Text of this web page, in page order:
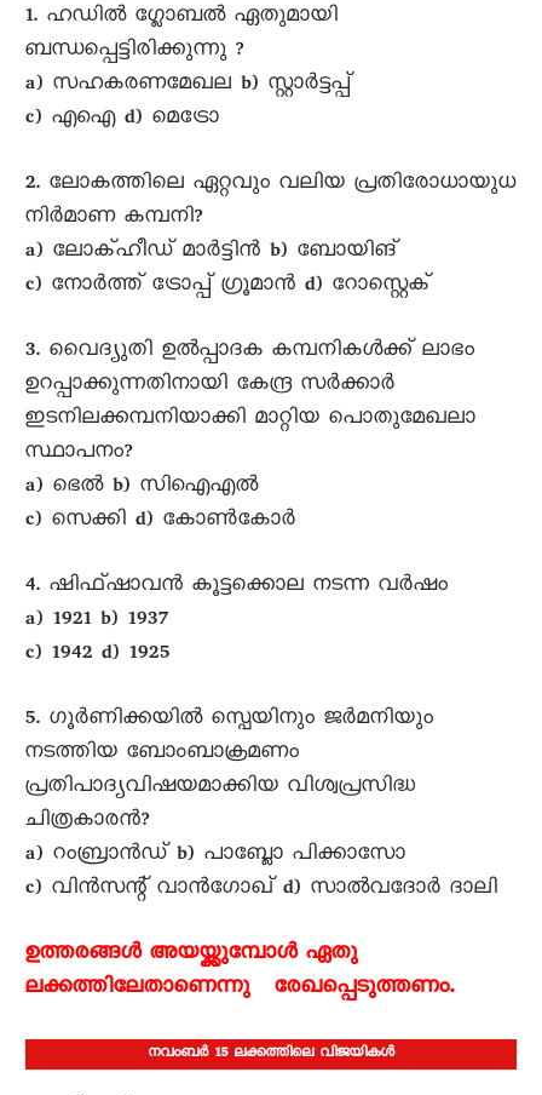
1. ഹഡിൽ ഗ്ലോബൽ ഏതുമായി
ബന്ധപ്പെട്ടിരിക്കുന്നു ?
a) സഹകരണമേഖല b) സ്റ്റാർട്ടപ്പ്
c) എഐ d) മെട്രോ
2. ലോകത്തിലെ ഏറ്റവും വലിയ പ്രതിരോധായുധ
നിർമാണ കമ്പനി?
a) ലോക്ഹീഡ് മാർട്ടിൻ b) ബോയിങ്
c) നോർത്ത് ട്രോപ്പ് ഗ്രൂമാൻ d) റോസ്റ്റെക്
3. വെെദ്യുതി ഉൽപ്പാദക കമ്പനികൾക്ക് ലാഭം
ഉറപ്പാക്കുന്നതിനായി കേന്ദ്ര സർക്കാർ
ഇടനിലക്കമ്പനിയാക്കി മാറ്റിയ പൊതുമേഖലാ
സ്ഥാപനം?
a) ഭെൽ b) സിഐഎൽ
c) സെക്കി d) കോൺകോർ
4. ഷിഫ്ഷാവൻ കൂട്ടക്കൊല നടന്ന വർഷം
a) 1921 b) 1937
c) 1942 d) 1925
5. ഗൂർണിക്കയിൽ സ്പെയിനും ജർമനിയും
നടത്തിയ ബോംബാക്രമണം
പ്രതിപാദ്യവിഷയമാക്കിയ വിശ്വപ്രസിദ്ധ
ചിത്രകാരൻ?
a) റംബ്രാൻഡ് b) പാബ്ലോ പിക്കാസോ
c) വിൻസന്റ് വാൻഗോഖ് d) സാൽവദോർ ദാലി
ഉത്തരങ്ങൾ അയയ്ക്കുമ്പോൾ ഏതു
ലക്കത്തിലേതാണെന്നു രേഖപ്പെടുത്തണം.
നവംബർ 15 ലക്കത്തിലെ വിജയികൾ